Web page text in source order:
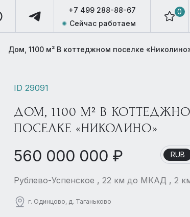
0
+7 499 288-88-67
Сейчас работаем
Дом, 1100 м² В коттеджном поселке
ID 29091
ДОМ, 1100 М² В
ПОСЕЛКЕ «НИКОЛИНО»
560 000 000 ₽ RUB
Рублево-Успенское , 22 км до МКАД , 2
г. Одинцово, д. Таганьково